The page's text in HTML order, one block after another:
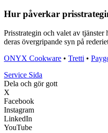
Hur påverkar
Prisstrategin och valet av
deras övergripande syn på
ONYX Cookware • Tretti •
Service Sida
Dela och gör gott
X
Facebook
Instagram
LinkedIn
YouTube